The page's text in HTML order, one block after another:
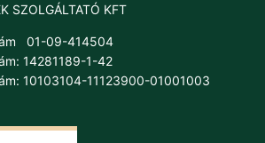
SZOLGÁLTATÓ KFT
01-09-414504
14281189-1-42
10103104-11123900-01001003